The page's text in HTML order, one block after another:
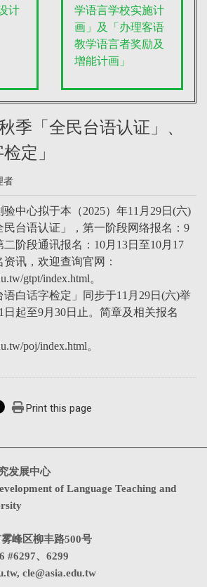
计
学语言学校实施计
画」及「办理客语
教学语言者奖励及
增能计画」
季「全民台语认证」、
定」
者
中心拟于本（2025）年11月29日(六)
民台语认证」，第一阶段网络报名：9
二阶段通讯报名：10月13日至10月17
讯，欢迎查询官网：
gtpt/index.html。
语白话字检定」同步于11月29日(六)举
日起至9月30日止。简章及相关报名
poj/index.html。
Print this page
发展中心
of Language Teaching and
峰区柳丰路500号
#6297、6299
, cle@asia.edu.tw